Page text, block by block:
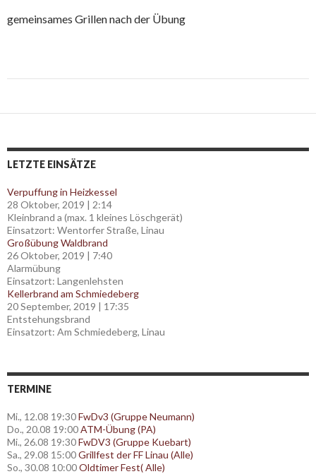
gemeinsames Grillen nach der Übung
navigation
LETZTE EINSÄTZE
Verpuffung in Heizkessel
28 Oktober, 2019 | 2:14
Kleinbrand a (max. 1 kleines Löschgerät)
Einsatzort: Wentorfer Straße, Linau
Großübung Waldbrand
26 Oktober, 2019 | 7:40
Alarmübung
Einsatzort: Langenlehsten
Kellerbrand am Schmiedeberg
20 September, 2019 | 17:35
Entstehungsbrand
Einsatzort: Am Schmiedeberg, Linau
TERMINE
Mi., 12.08 19:30FwDv3 (Gruppe Neumann)
Do., 20.08 19:00ATM-Übung (PA)
Mi., 26.08 19:30FwDV3 (Gruppe Kuebart)
Sa., 29.08 15:00Grillfest der FF Linau (Alle)
So., 30.08 10:00Oldtimer Fest( Alle)